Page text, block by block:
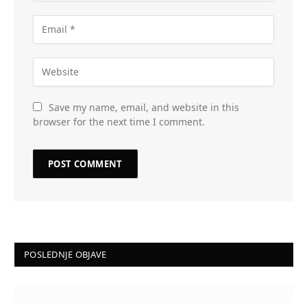
Save my name, email, and website in this
browser for the next time I comment.
POSLEDNJE OBJAVE